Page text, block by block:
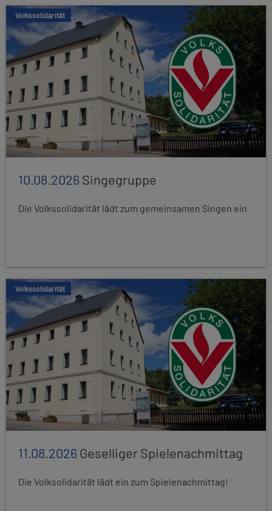
Volkssolidarität
10.08.2026Singegruppe
Die Volkssolidarität lädt zum gemeinsamen Singen ein
Volkssolidarität
11.08.2026Geselliger Spielenachmittag
Die Volksolidarität lädt ein zum Spielenachmittag!